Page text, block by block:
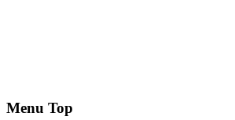
Menu Top